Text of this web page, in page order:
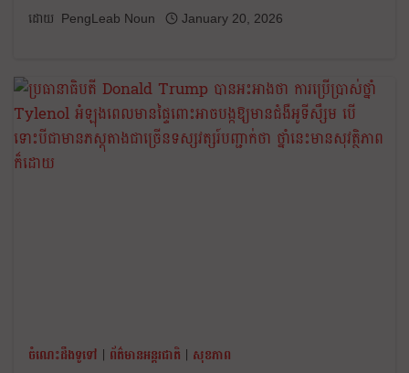
PengLeab Noun January 20, 2026
ចំណេះដឹងទូទៅ | ព័ត៌មានអន្តរជាតិ | សុខភាព